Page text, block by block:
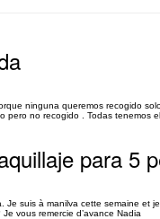
ninguna queremos recogido
no recogido . Todas tenemos
para 5
suis à manilva cette semaine
vous remercie d’avance Nadia